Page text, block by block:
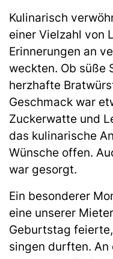
Kulinarisch
einer Vielzahl von
Erinnerungen an
weckten. Ob süße
herzhafte
Geschmack war
Zuckerwatte und
das kulinarische
Wünsche offen.
war gesorgt.
Ein besonderer
eine unserer
Geburtstag
singen durften.